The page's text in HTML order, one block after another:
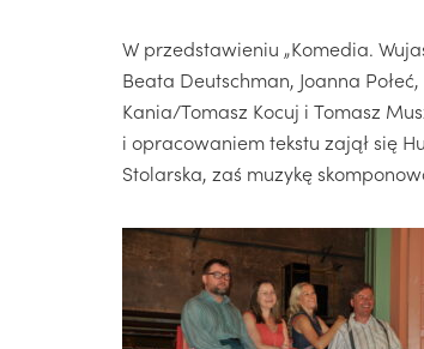
W przedstawieniu „Komedia.
Beata Deutschman, Joanna
Kania/Tomasz Kocuj i Tomasz
i opracowaniem tekstu zajął się
Stolarska, zaś muzykę